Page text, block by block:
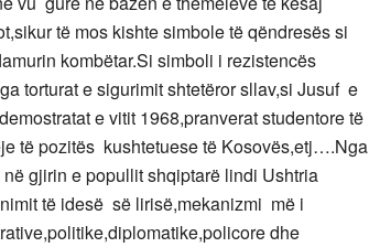
të mos kishte simbole të qëndresës si
kombëtar.Si simboli i rezistencës
torturat e sigurimit shtetëror sllav,si Jusuf e
e vitit 1968,pranverat studentore të
të pozitës kushtetuese të Kosovës,etj….Nga
gjirin e popullit shqiptarë lindi Ushtria
të idesë së lirisë,mekanizmi më i
dhe